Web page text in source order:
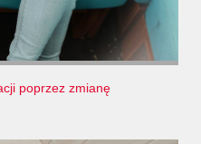
poprzez zmianę